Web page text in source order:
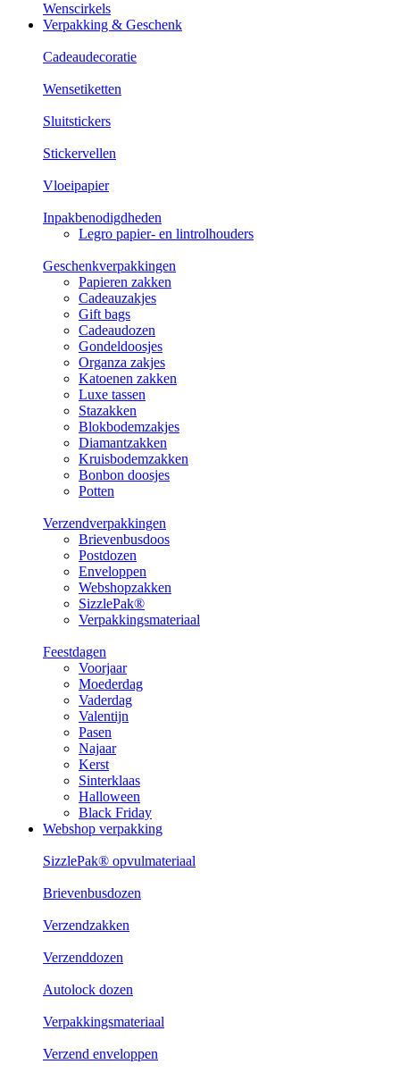
Wenscirkels
Verpakking & Geschenk
Cadeaudecoratie
Wensetiketten
Sluitstickers
Stickervellen
Vloeipapier
Inpakbenodigdheden
Legro papier- en lintrolhouders
Geschenkverpakkingen
Papieren zakken
Cadeauzakjes
Gift bags
Cadeaudozen
Gondeldoosjes
Organza zakjes
Katoenen zakken
Luxe tassen
Stazakken
Blokbodemzakjes
Diamantzakken
Kruisbodemzakken
Bonbon doosjes
Potten
Verzendverpakkingen
Brievenbusdoos
Postdozen
Enveloppen
Webshopzakken
SizzlePak®
Verpakkingsmateriaal
Feestdagen
Voorjaar
Moederdag
Vaderdag
Valentijn
Pasen
Najaar
Kerst
Sinterklaas
Halloween
Black Friday
Webshop verpakking
SizzlePak® opvulmateriaal
Brievenbusdozen
Verzendzakken
Verzenddozen
Autolock dozen
Verpakkingsmateriaal
Verzend enveloppen